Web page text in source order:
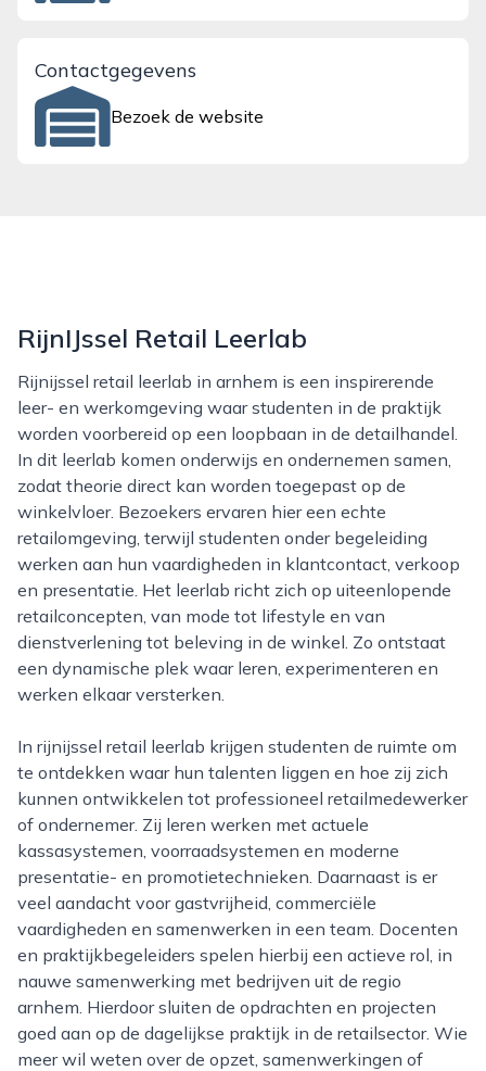
Contactgegevens
Bezoek de website
RijnIJssel Retail Leerlab
Rijnijssel retail leerlab in arnhem is een inspirerende
leer- en werkomgeving waar studenten in de praktijk
worden voorbereid op een loopbaan in de detailhandel.
In dit leerlab komen onderwijs en ondernemen samen,
zodat theorie direct kan worden toegepast op de
winkelvloer. Bezoekers ervaren hier een echte
retailomgeving, terwijl studenten onder begeleiding
werken aan hun vaardigheden in klantcontact, verkoop
en presentatie. Het leerlab richt zich op uiteenlopende
retailconcepten, van mode tot lifestyle en van
dienstverlening tot beleving in de winkel. Zo ontstaat
een dynamische plek waar leren, experimenteren en
werken elkaar versterken.
In rijnijssel retail leerlab krijgen studenten de ruimte om
te ontdekken waar hun talenten liggen en hoe zij zich
kunnen ontwikkelen tot professioneel retailmedewerker
of ondernemer. Zij leren werken met actuele
kassasystemen, voorraadsystemen en moderne
presentatie- en promotietechnieken. Daarnaast is er
veel aandacht voor gastvrijheid, commerciële
vaardigheden en samenwerken in een team. Docenten
en praktijkbegeleiders spelen hierbij een actieve rol, in
nauwe samenwerking met bedrijven uit de regio
arnhem. Hierdoor sluiten de opdrachten en projecten
goed aan op de dagelijkse praktijk in de retailsector. Wie
meer wil weten over de opzet, samenwerkingen of